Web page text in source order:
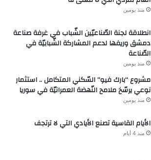
منذ يومين
انطلاقة لجنة الصّناعيّين الشّباب في غرفة صناعة
دمشق وريفها لدعم المشاركة الشّبابيّة في
الصّناعة
منذ يومين
مشروع “بارك فيو” السّكني المتكامل .. استثمار
نوعي يرسّخ ملامح النّهضة العمرانيّة في سوريا
منذ يومين
الأيام القاسية تصنع الأيادي التي لا ترتجف
منذ 4 أيام